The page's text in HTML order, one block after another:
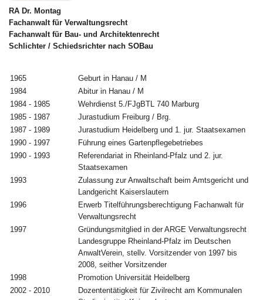
RA Dr. Montag
Fachanwalt für Verwaltungsrecht
Fachanwalt für Bau- und Architektenrecht
Schlichter / Schiedsrichter nach SOBau
1965
Geburt in Hanau / M
1984
Abitur in Hanau / M
1984 - 1985
Wehrdienst 5./FJgBTL 740 Marburg
1985 - 1987
Jurastudium Freiburg / Brg.
1987 - 1989
Jurastudium Heidelberg und 1. jur. Staatsexamen
1990 - 1997
Führung eines Gartenpflegebetriebes
1990 - 1993
Referendariat in Rheinland-Pfalz und 2. jur.
Staatsexamen
1993
Zulassung zur Anwaltschaft beim Amtsgericht und
Landgericht Kaiserslautern
1996
Erwerb Titelführungsberechtigung Fachanwalt für
Verwaltungsrecht
1997
Gründungsmitglied in der ARGE Verwaltungsrecht
Landesgruppe Rheinland-Pfalz im Deutschen
AnwaltVerein, stellv. Vorsitzender von 1997 bis
2008, seither Vorsitzender
1998
Promotion Universität Heidelberg
2002 - 2010
Dozententätigkeit für Zivilrecht am Kommunalen